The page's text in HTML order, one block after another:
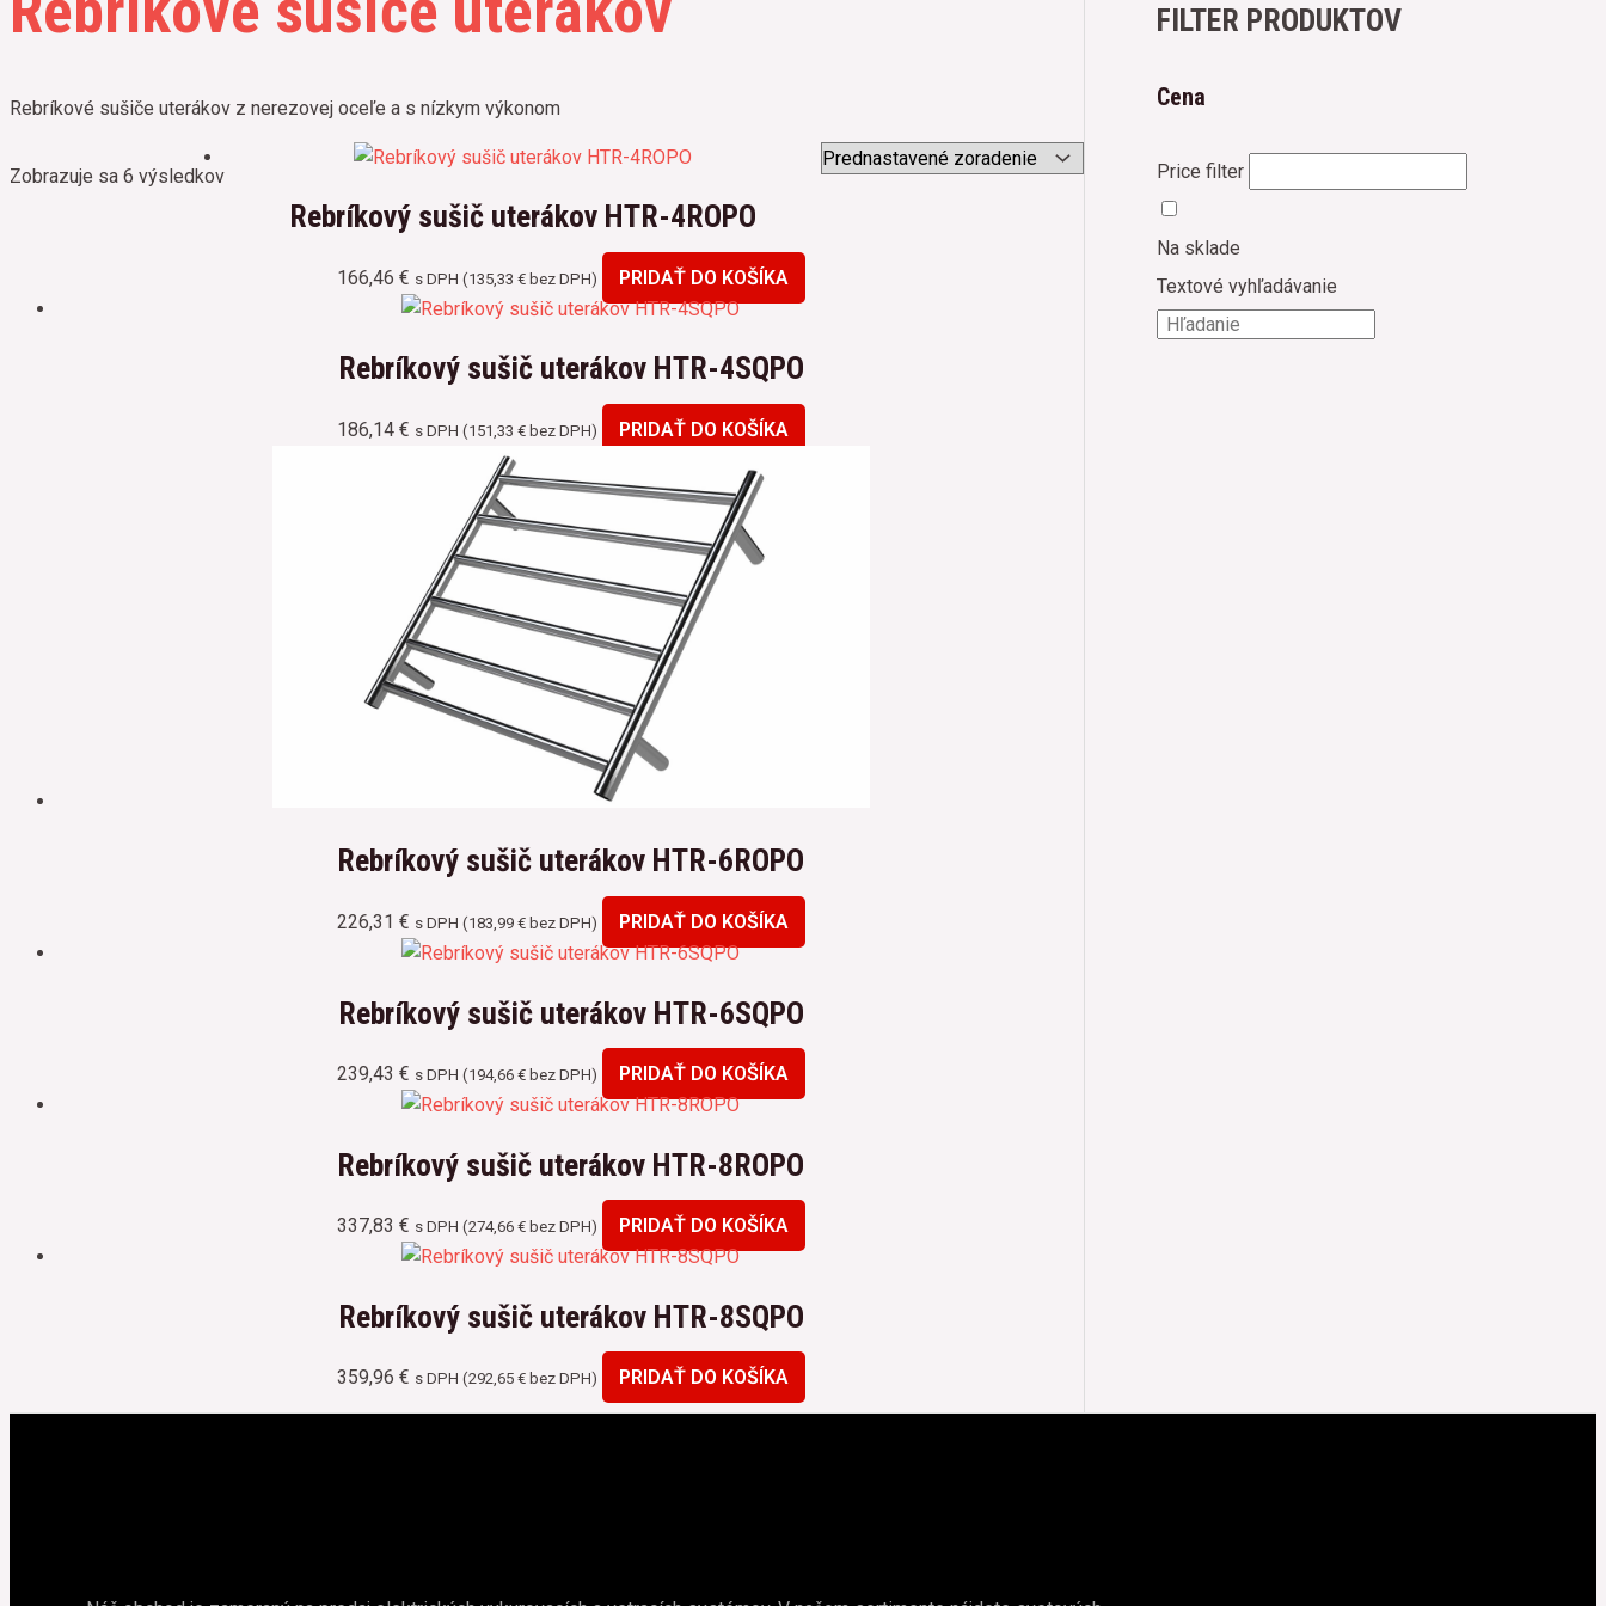
Rebríkové sušiče uterákov z nerezovej oceľe a s nízkym výkonom
Zobrazuje sa 6 výsledkov
Rebríkový sušič uterákov HTR-4ROPO
166,46 € s DPH (135,33 €bez DPH) PRIDAŤ DO KOŠÍKA
Rebríkový sušič uterákov HTR-4SQPO
186,14 € s DPH (151,33 €bez DPH) PRIDAŤ DO KOŠÍKA
Rebríkový sušič uterákov HTR-6ROPO
226,31 € s DPH (183,99 €bez DPH) PRIDAŤ DO KOŠÍKA
Rebríkový sušič uterákov HTR-6SQPO
239,43 € s DPH (194,66 €bez DPH) PRIDAŤ DO KOŠÍKA
Rebríkový sušič uterákov HTR-8ROPO
337,83 € s DPH (274,66 €bez DPH) PRIDAŤ DO KOŠÍKA
Rebríkový sušič uterákov HTR-8SQPO
359,96 € s DPH (292,65 €bez DPH) PRIDAŤ DO KOŠÍKA
FILTER PRODUKTOV
Cena
Price filter
Na sklade
Textové vyhľadávanie